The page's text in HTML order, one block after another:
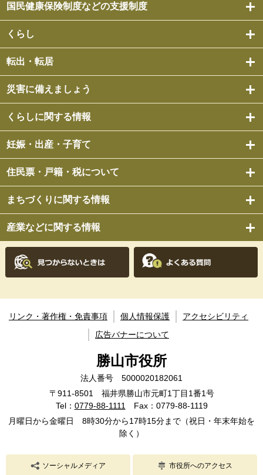
国民健康保険制度などの支援制度
くらし
転出・転居
災害に備えましょう
くらしに関する情報
妊娠・出産・子育て
住民票・戸籍・税について
まちづくりに関する情報
産業などに関する情報
リンク・著作権・免責事項 個人情報保護
アクセシビリティ
広告バナーについて
勝山市役所
法人番号 5000020182061
〒911-8501 福井県勝山市元町1丁目1番1号
Tel： 0779-88-1111Fax：0779-88-1119
月曜日から金曜日 8時30分から17時15分まで（祝日・年末年始を
除く）
ソーシャルメディア 市役所へのアクセス